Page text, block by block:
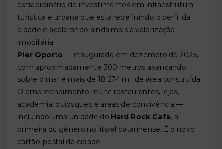
extraordinário de investimentos em infraestrutura
turística e urbana que está redefinindo o perfil da
cidade e acelerando ainda mais a valorização
imobiliária:
Píer Oporto — inaugurado em dezembro de 2025,
com aproximadamente 300 metros avançando
sobre o mar e mais de 18.274 m² de área construída.
O empreendimento reúne restaurantes, lojas,
academia, quiosques e áreas de convivência —
incluindo uma unidade do Hard Rock Cafe, a
primeira do gênero no litoral catarinense. É o novo
cartão-postal da cidade.